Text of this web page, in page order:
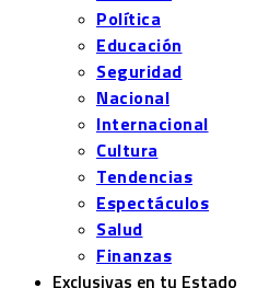
Política
Educación
Seguridad
Nacional
Internacional
Cultura
Tendencias
Espectáculos
Salud
Finanzas
Exclusivas en tu Estado